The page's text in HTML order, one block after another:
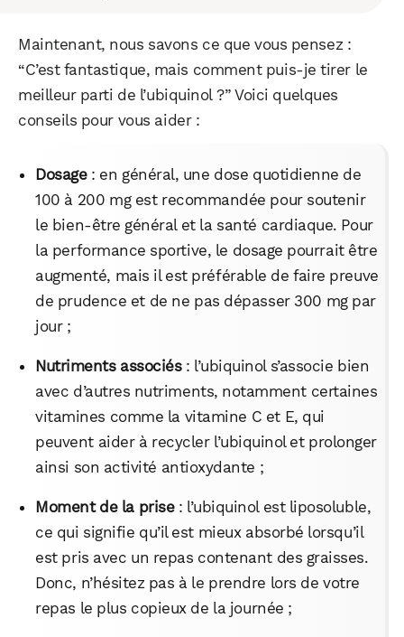
Maintenant, nous savons ce que vous pensez :
“C’est fantastique, mais comment puis-je tirer le
meilleur parti de l’ubiquinol ?” Voici quelques
conseils pour vous aider :
Dosage: en général, une dose quotidienne de
100 à 200 mg est recommandée pour soutenir
le bien-être général et la santé cardiaque. Pour
la performance sportive, le dosage pourrait être
augmenté, mais il est préférable de faire preuve
de prudence et de ne pas dépasser 300 mg par
jour ;
Nutriments associés: l’ubiquinol s’associe bien
avec d’autres nutriments, notamment certaines
vitamines comme la vitamine C et E, qui
peuvent aider à recycler l’ubiquinol et prolonger
ainsi son activité antioxydante ;
Moment de la prise: l’ubiquinol est liposoluble,
ce qui signifie qu’il est mieux absorbé lorsqu’il
est pris avec un repas contenant des graisses.
Donc, n’hésitez pas à le prendre lors de votre
repas le plus copieux de la journée ;
WhatsApp
Facebook